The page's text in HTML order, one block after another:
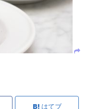
はてブ